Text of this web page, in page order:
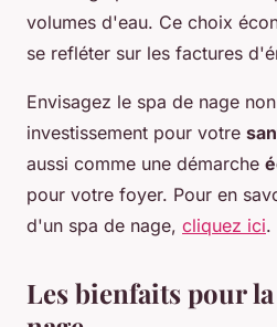
volumes d'eau. Ce choix
se refléter sur les factures
Envisagez le spa de nage
investissement pour votre
aussi comme une démarche
pour votre foyer. Pour en
d'un spa de nage, cliquez ici.
Les bienfaits pour